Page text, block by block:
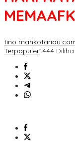
tino
Terpopuler1444